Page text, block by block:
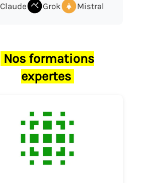
Claude
Grok Mistral
Nos formations
expertes